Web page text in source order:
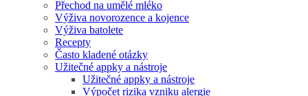
Přechod na umělé mléko
Výživa novorozence a kojence
Výživa batolete
Recepty
Často kladené otázky
Užitečné appky a nástroje
Užitečné appky a nástroje
Výpočet rizika vzniku alergie